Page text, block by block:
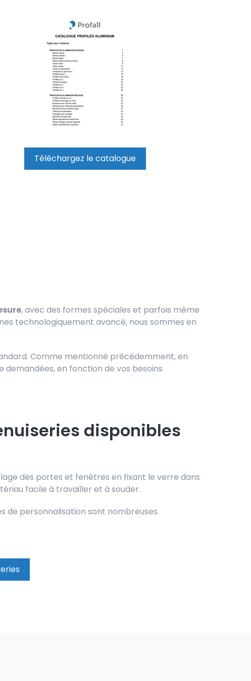
Téléchargez le catalogue
, avec des formes spéciales et parfois même
technologiquement avancé, nous sommes en
Comme mentionné précédemment, en
en fonction de vos besoins
disponibles
des portes et fenêtres en fixant le verre dans
facile à travailler et à souder.
de personnalisation sont nombreuses.